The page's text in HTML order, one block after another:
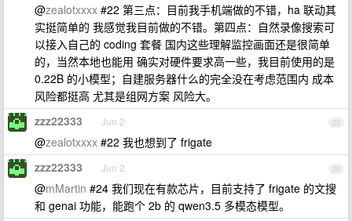
@zealotxxxx #22 第三点：目前我手机端做的不错，ha 联动其
实挺简单的 我感觉我目前做的不错。第四点：自然录像搜索可
以接入自己的 coding 套餐 国内这些理解监控画面还是很简单
的，当然本地也能用 确实对硬件要求高一些，我目前使用的是
0.22B 的小模型；自建服务器什么的完全没在考虑范围内 成本
风险都挺高 尤其是组网方案 风险大。
25
zzz22333 Jun 2
@zealotxxxx #22 我也想到了 frigate
26
zzz22333 Jun 2
@mMartin #24 我们现在有款芯片，目前支持了 frigate 的文搜
和 genai 功能，能跑个 2b 的 qwen3.5 多模态模型。